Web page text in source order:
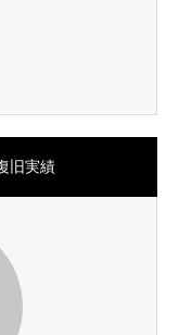
旧実績